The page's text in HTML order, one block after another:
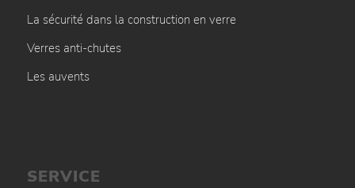
La sécurité dans la construction en verre
Verres anti-chutes
Les auvents
SERVICE